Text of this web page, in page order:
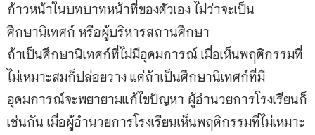
ก้าวหน้าในบทบาทหน้าที่ของตัวเอง ไม่ว่าจะเป็น
ศึกษานิเทศก์ หรือผู้บริหารสถานศึกษา
ถ้าเป็นศึกษานิเทศก์ที่ไม่มีอุดมการณ์ เมื่อเห็นพฤติกรรมที่
ไม่เหมาะสมก็ปล่อยวาง แต่ถ้าเป็นศึกษานิเทศก์ที่มี
อุดมการณ์จะพยายามแก้ไขปัญหา ผู้อำนวยการโรงเรียนก็
เช่นกัน เมื่อผู้อำนวยการโรงเรียนเห็นพฤติกรรมที่ไม่เหมาะ